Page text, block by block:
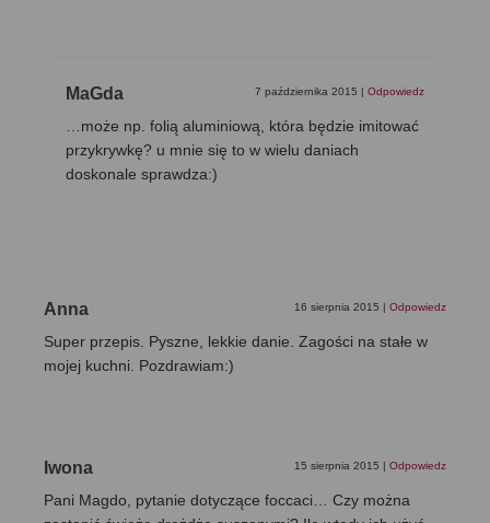
MaGda 7 października 2015 | Odpowiedz
…może np. folią aluminiową, która będzie imitować
przykrywkę? u mnie się to w wielu daniach
doskonale sprawdza:)
Anna 16 sierpnia 2015 | Odpowiedz
Super przepis. Pyszne, lekkie danie. Zagości na stałe w
mojej kuchni. Pozdrawiam:)
Iwona 15 sierpnia 2015 | Odpowiedz
Pani Magdo, pytanie dotyczące foccaci… Czy można